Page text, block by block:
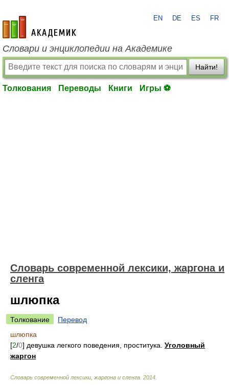
academic.ru
EN DE ES FR
Словари и энциклопедии на Академике
Найти!
Толкования Переводы Книги Игры ⚽
Cловарь современной лексики, жаргона и
сленга
шлюпка
Толкование
Перевод
шлюпка
[2/0] девушка легкого поведения, проститука. Уголовный
жаргон
Cловарь современной лексики, жаргона и сленга 2014